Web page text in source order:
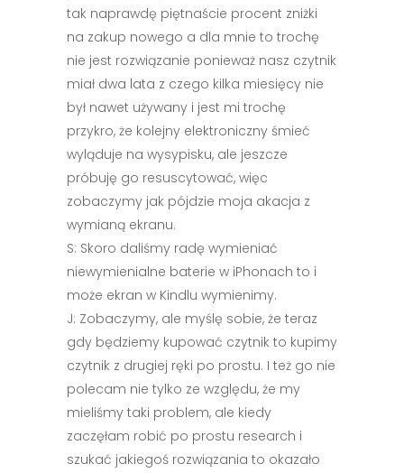
tak naprawdę piętnaście procent zniżki
na zakup nowego a dla mnie to trochę
nie jest rozwiązanie ponieważ nasz czytnik
miał dwa lata z czego kilka miesięcy nie
był nawet używany i jest mi trochę
przykro, że kolejny elektroniczny śmieć
wyląduje na wysypisku, ale jeszcze
próbuję go resuscytować, więc
zobaczymy jak pójdzie moja akacja z
wymianą ekranu.
S: Skoro daliśmy radę wymieniać
niewymienialne baterie w iPhonach to i
może ekran w Kindlu wymienimy.
J: Zobaczymy, ale myślę sobie, że teraz
gdy będziemy kupować czytnik to kupimy
czytnik z drugiej ręki po prostu. I też go nie
polecam nie tylko ze względu, że my
mieliśmy taki problem, ale kiedy
zaczęłam robić po prostu research i
szukać jakiegoś rozwiązania to okazało